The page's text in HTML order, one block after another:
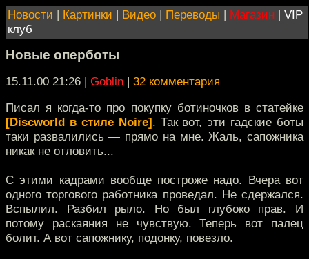
Новости | Картинки | Видео | Переводы | Магазин | VIP
клуб
Новые оперботы
15.11.00 21:26 | Goblin | 32 комментария
Писал я когда-то про покупку ботиночков в статейке
[Discworld в стиле Noire]. Так вот, эти гадские боты
таки развалились — прямо на мне. Жаль, сапожника
никак не отловить...
С этими кадрами вообще построже надо. Вчера вот
одного торгового работника проведал. Не сдержался.
Вспылил. Разбил рыло. Но был глубоко прав. И
потому раскаяния не чувствую. Теперь вот палец
болит. А вот сапожнику, подонку, повезло.